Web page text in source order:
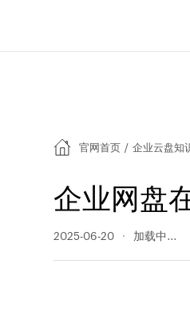
官网首页 / 企业云盘知
企业网盘
2025-06-20 98 阅读量